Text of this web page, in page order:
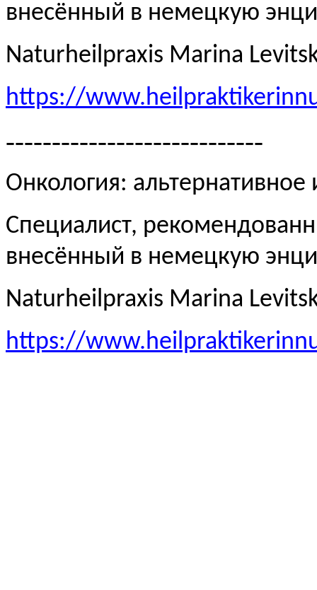
внесённый в немецкую
Naturheilpraxis Marina
https://
----------------------------
Онкология:
Специалист,
внесённый в немецкую
Naturheilpraxis Marina
https://